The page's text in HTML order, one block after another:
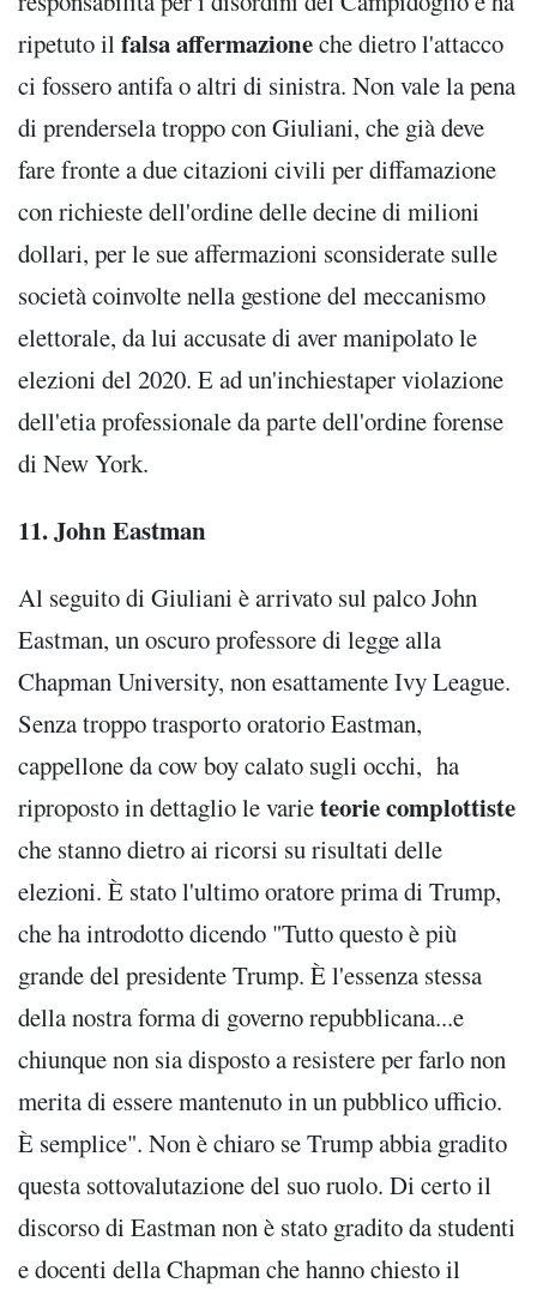
ripetuto ilfalsa affermazioneche dietro l'attacco
ci fossero antifa o altri di sinistra. Non vale la pena
di prendersela troppo con Giuliani, che già deve
fare fronte a due citazioni civili per diffamazione
con richieste dell'ordine delle decine di milioni
dollari, per le sue affermazioni sconsiderate sulle
società coinvolte nella gestione del meccanismo
elettorale, da lui accusate di aver manipolato le
elezioni del 2020. E ad un'inchiestaper violazione
dell'etia professionale da parte dell'ordine forense
di New York.
11. John Eastman
Al seguito di Giuliani è arrivato sul palco John
Eastman, un oscuro professore di legge alla
Chapman University, non esattamente Ivy League.
Senza troppo trasporto oratorio Eastman,
cappellone da cow boy calato sugli occhi, ha
riproposto in dettaglio le varieteorie complottiste
che stanno dietro ai ricorsi su risultati delle
elezioni. È stato l'ultimo oratore prima di Trump,
che ha introdotto dicendo "Tutto questo è più
grande del presidente Trump. È l'essenza stessa
della nostra forma di governo repubblicana...e
chiunque non sia disposto a resistere per farlo non
merita di essere mantenuto in un pubblico ufficio.
È semplice". Non è chiaro se Trump abbia gradito
questa sottovalutazione del suo ruolo. Di certo il
discorso di Eastman non è stato gradito da studenti
e docenti della Chapman che hanno chiesto il